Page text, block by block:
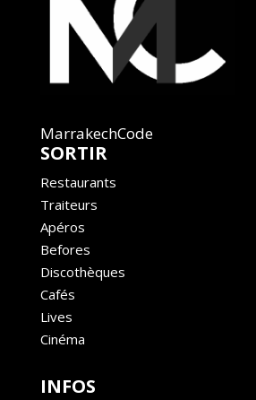
MarrakechCode
SORTIR
Restaurants
Traiteurs
Apéros
Befores
Discothèques
Cafés
Lives
Cinéma
INFOS